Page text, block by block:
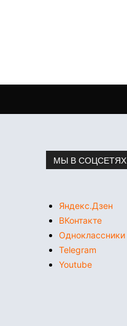
МЫ В СОЦСЕТЯХ
Яндекс.Дзен
ВКонтакте
Одноклассники
Telegram
Youtube